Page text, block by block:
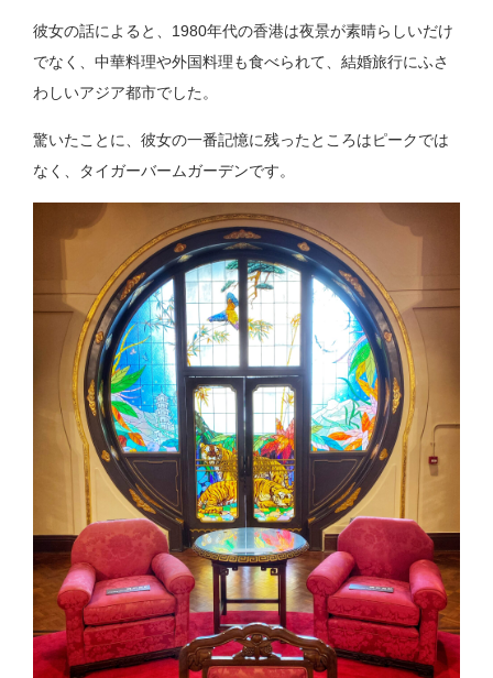
彼女の話によると、1980年代の香港は夜景が素晴らしいだけ
でなく、中華料理や外国料理も食べられて、結婚旅行にふさ
わしいアジア都市でした。
驚いたことに、彼女の一番記憶に残ったところはピークでは
なく、タイガーバームガーデンです。